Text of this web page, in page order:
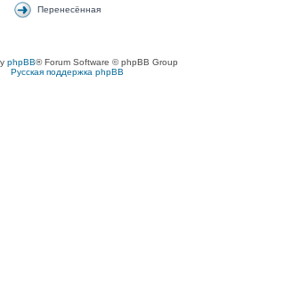
Перенесённая
phpBB® Forum Software © phpBB Group
Русская поддержка phpBB